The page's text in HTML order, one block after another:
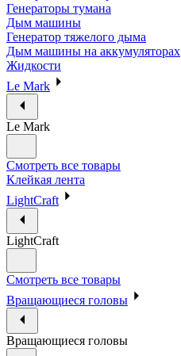
Генераторы тумана
Дым машины
Генератор тяжелого дыма
Дым машины на аккумуляторах
Жидкости
Le Mark
Le Mark
Смотреть все товары
Клейкая лента
LightCraft
LightCraft
Смотреть все товары
Вращающиеся головы
Вращающиеся головы